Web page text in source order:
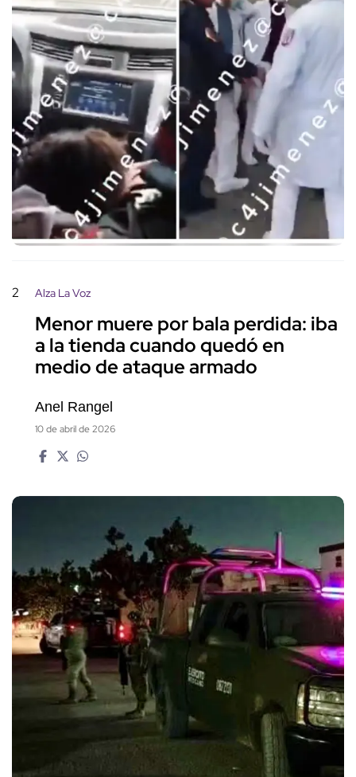
2 Alza La Voz
Menor muere por bala perdida: iba
a la tienda cuando quedó en
medio de ataque armado
Anel Rangel
10 de abril de 2026